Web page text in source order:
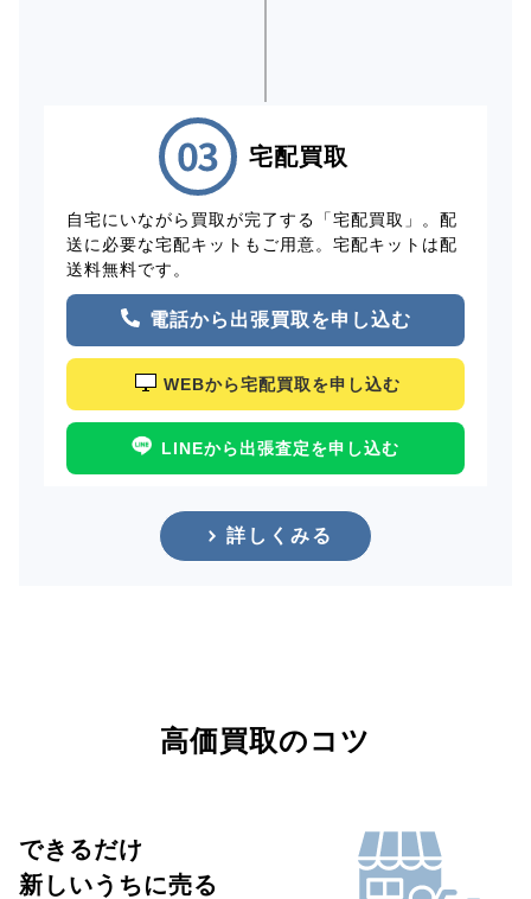
宅配買取
自宅にいながら買取が完了する「宅配買取」。配
送に必要な宅配キットもご用意。宅配キットは配
送料無料です。
電話から出張買取を申し込む
WEBから宅配買取を申し込む
LINEから出張査定を申し込む
詳しくみる
高価買取のコツ
できるだけ
新しいうちに売る